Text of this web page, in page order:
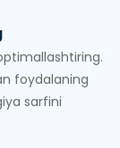
foydalaning
sarfini